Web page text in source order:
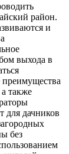
район.
и
выхода в
также
для дачников
без